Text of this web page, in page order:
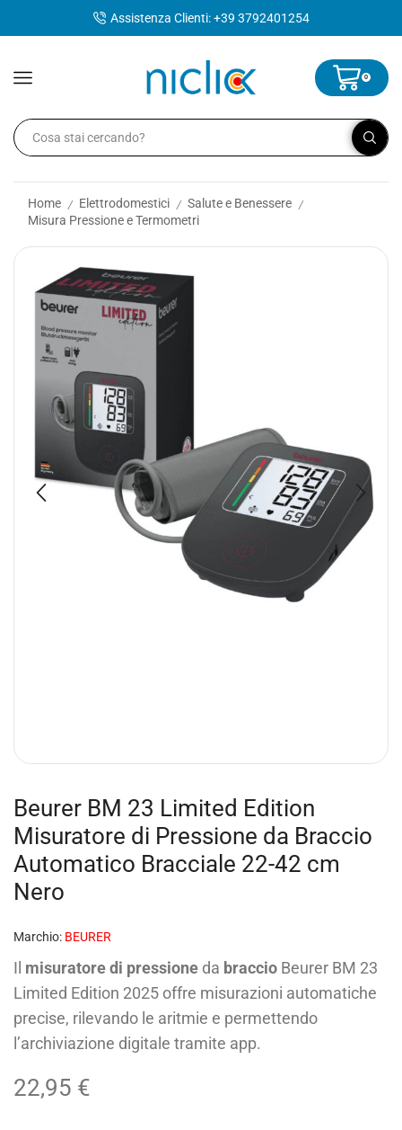
Assistenza Clienti: +39 3792401254
0
Home / Elettrodomestici / Salute e Benessere /
Misura Pressione e Termometri
Beurer BM 23 Limited Edition
Misuratore di Pressione da Braccio
Automatico Bracciale 22-42 cm
Nero
Marchio: BEURER
Il misuratore di pressione da braccio Beurer BM 23
Limited Edition 2025 offre misurazioni automatiche
precise, rilevando le aritmie e permettendo
l’archiviazione digitale tramite app.
22,95 €